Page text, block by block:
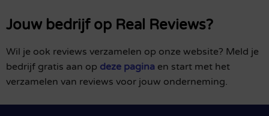
Jouw bedrijf op Real Reviews?
Wil je ook reviews verzamelen op onze website? Meld je
bedrijf gratis aan op deze pagina en start met het
verzamelen van reviews voor jouw onderneming.